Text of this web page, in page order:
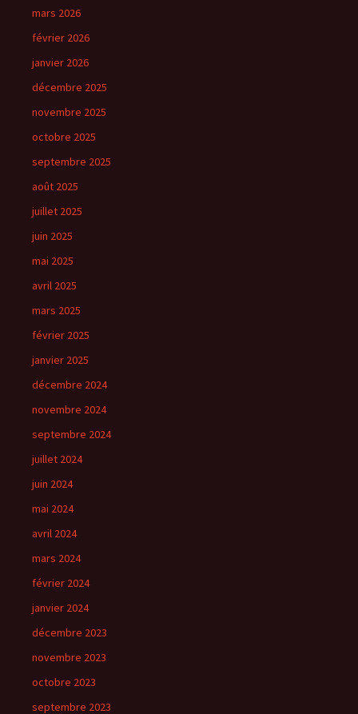
mars 2026
février 2026
janvier 2026
décembre 2025
novembre 2025
octobre 2025
septembre 2025
août 2025
juillet 2025
juin 2025
mai 2025
avril 2025
mars 2025
février 2025
janvier 2025
décembre 2024
novembre 2024
septembre 2024
juillet 2024
juin 2024
mai 2024
avril 2024
mars 2024
février 2024
janvier 2024
décembre 2023
novembre 2023
octobre 2023
septembre 2023